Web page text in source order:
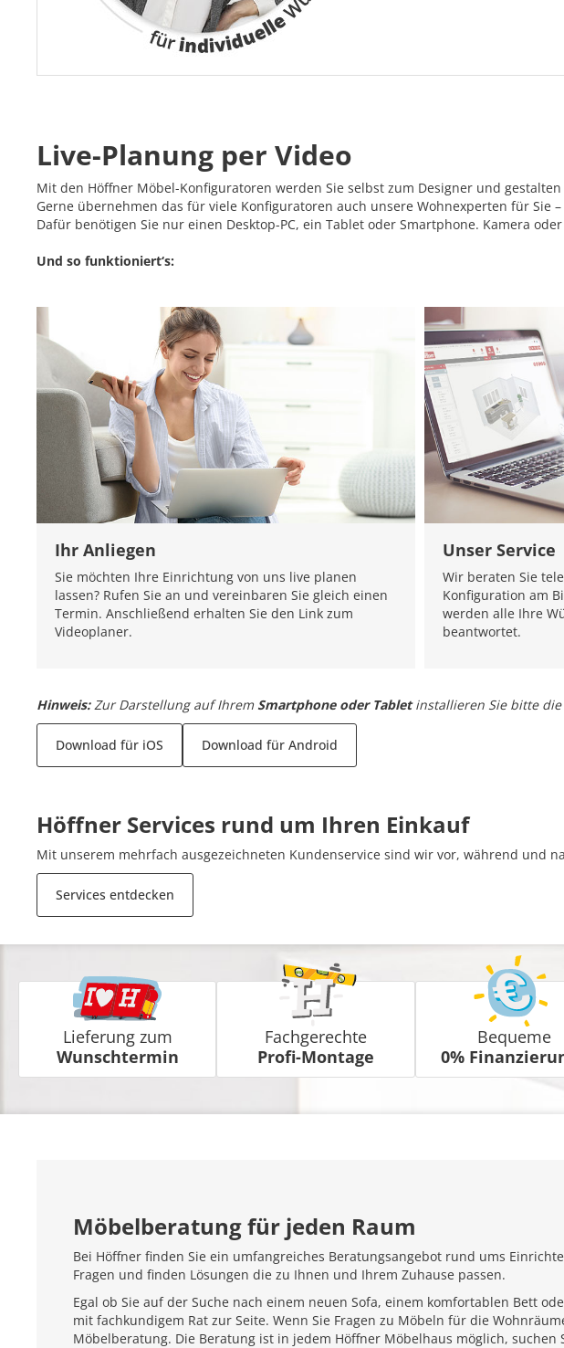
Live-Planung per Video
Mit den Höffner Möbel-Konfiguratoren werden Sie selbst zum Designer und
Gerne übernehmen das für viele Konfiguratoren auch unsere Wohnexperten für Sie
Dafür benötigen Sie nur einen Desktop-PC, ein Tablet oder Smartphone. Kamera
Und so funktioniert‘s:
Ihr Anliegen
Sie möchten Ihre Einrichtung von uns live planen
lassen? Rufen Sie an und vereinbaren Sie gleich einen
Termin. Anschließend erhalten Sie den Link zum
Videoplaner.
Unser Service
Wir beraten Sie
Konfiguration am
werden alle Ihre
beantwortet.
Hinweis: Zur Darstellung auf Ihrem Smartphone oder Tabletinstallieren Sie bitte
Download für iOS Download für Android
Höffner Services rund um Ihren Einkauf
Mit unserem mehrfach ausgezeichneten Kundenservice sind wir vor, während und
Services entdecken
Lieferung zum
Wunschtermin
Fachgerechte
Profi-Montage
Bequeme
0%
Möbelberatung für jeden Raum
Bei Höffner finden Sie ein umfangreiches Beratungsangebot rund ums
Fragen und finden Lösungen die zu Ihnen und Ihrem Zuhause passen.
Egal ob Sie auf der Suche nach einem neuen Sofa, einem komfortablen Bett
mit fachkundigem Rat zur Seite. Wenn Sie Fragen zu Möbeln für die
Möbelberatung. Die Beratung ist in jedem Höffner Möbelhaus möglich,